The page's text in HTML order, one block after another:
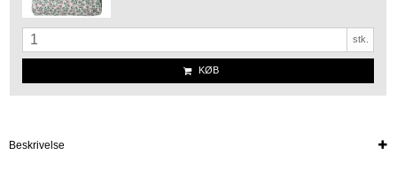
stk.
KØB
Beskrivelse